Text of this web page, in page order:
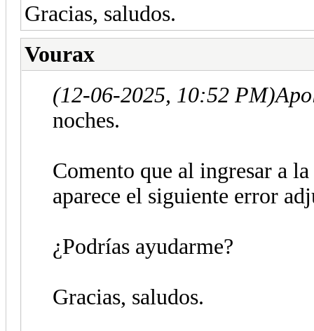
Gracias, saludos.
Vourax
(12-06-2025, 10:52 PM)
noches.
Comento que al ingresar a
aparece el siguiente error
¿Podrías ayudarme?
Gracias, saludos.